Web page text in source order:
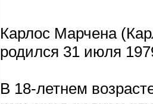
Карлос Марчена
родился 31 июля
В 18-летнем